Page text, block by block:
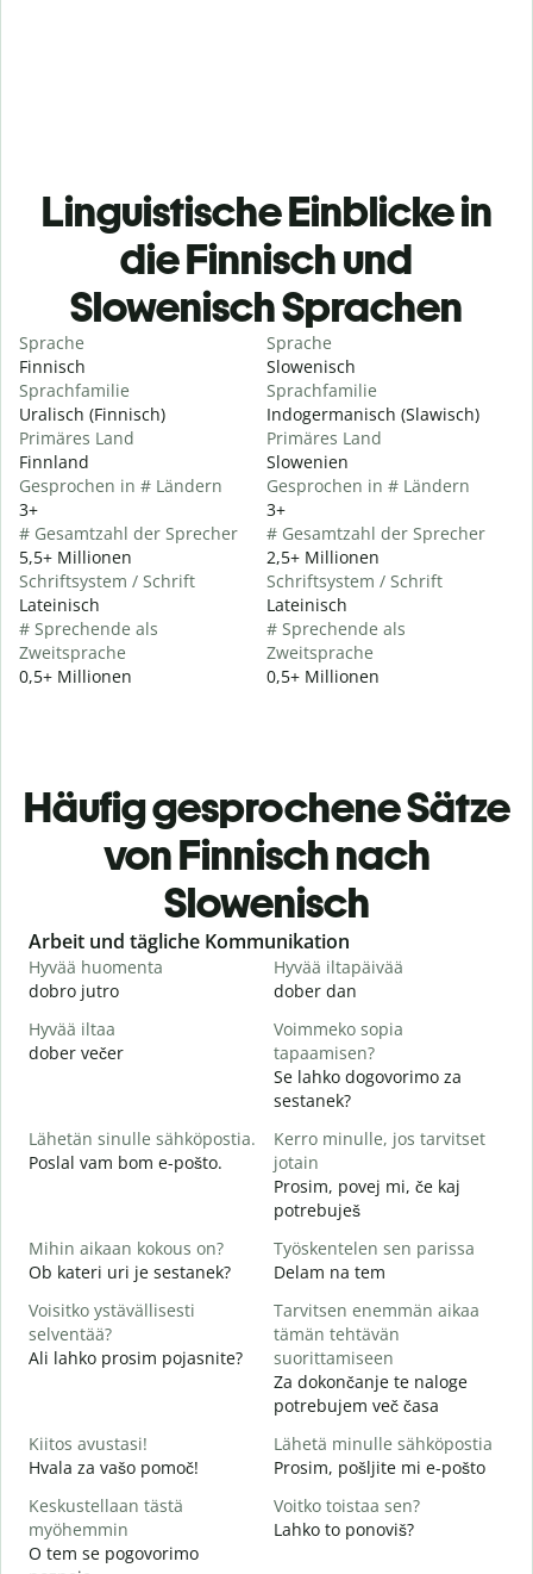
Linguistische Einblicke in
die Finnisch und
Slowenisch Sprachen
Sprache
Finnisch
Sprachfamilie
Uralisch (Finnisch)
Primäres Land
Finnland
Gesprochen in # Ländern
3+
# Gesamtzahl der Sprecher
5,5+ Millionen
Schriftsystem / Schrift
Lateinisch
# Sprechende als
Zweitsprache
0,5+ Millionen
Sprache
Slowenisch
Sprachfamilie
Indogermanisch (Slawisch)
Primäres Land
Slowenien
Gesprochen in # Ländern
3+
# Gesamtzahl der Sprecher
2,5+ Millionen
Schriftsystem / Schrift
Lateinisch
# Sprechende als
Zweitsprache
0,5+ Millionen
Häufig gesprochene Sätze
von Finnisch nach
Slowenisch
Slide 1 of 6
Arbeit und tägliche Kommunikation
Hyvää huomenta
dobro jutro
Hyvää iltapäivää
dober dan
Hyvää iltaa
dober večer
Voimmeko sopia
tapaamisen?
Se lahko dogovorimo za
sestanek?
Lähetän sinulle sähköpostia.
Poslal vam bom e-pošto.
Kerro minulle, jos tarvitset
jotain
Prosim, povej mi, če kaj
potrebuješ
Mihin aikaan kokous on?
Ob kateri uri je sestanek?
Työskentelen sen parissa
Delam na tem
Voisitko ystävällisesti
selventää?
Ali lahko prosim pojasnite?
Tarvitsen enemmän aikaa
tämän tehtävän
suorittamiseen
Za dokončanje te naloge
potrebujem več časa
Kiitos avustasi!
Hvala za vašo pomoč!
Lähetä minulle sähköpostia
Prosim, pošljite mi e-pošto
Keskustellaan tästä
myöhemmin
O tem se pogovorimo
Voitko toistaa sen?
Lahko to ponoviš?